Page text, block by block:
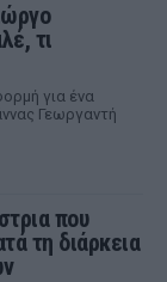
τι
για ένα
Γεωργαντή
που
τη διάρκεια